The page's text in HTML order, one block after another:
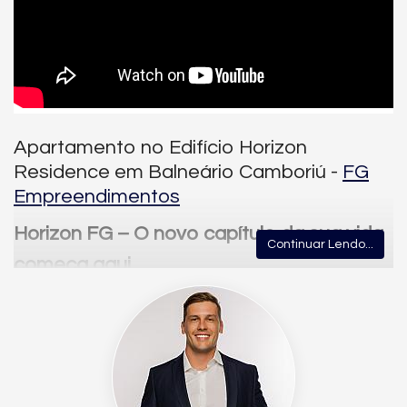
Apartamento no Edifício Horizon
Residence em Balneário Camboriú - FG
Empreendimentos
Horizon FG – O novo capítulo da sua vida
começa aqui
Se você busca um apartamento na planta que una localização
estratégica, conforto absoluto e a qualidade inconfundível
FG Empreendimentos Horizonem Balneário Camboriú é a
Centro da cidade, ele oferece a conveniência de
estar cercado por tudo o que faz parte da sua rotina: escolas,
mercados, hospitais, shoppings, serviços e as melhores opções
Continuar Lendo...